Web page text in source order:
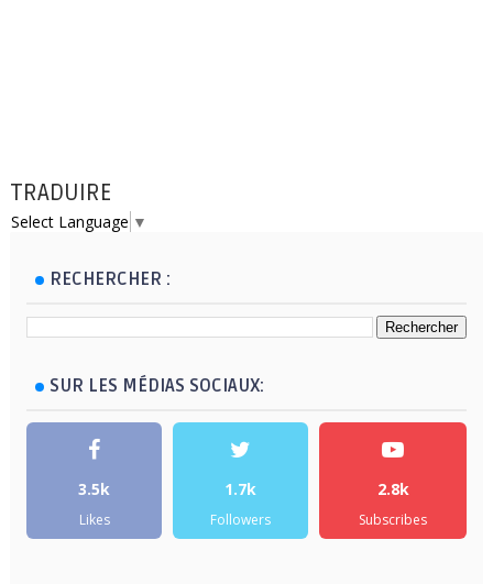
TRADUIRE
Select Language ▼
RECHERCHER :
SUR LES MÉDIAS SOCIAUX:
3.5k
Likes
1.7k
Followers
2.8k
Subscribes